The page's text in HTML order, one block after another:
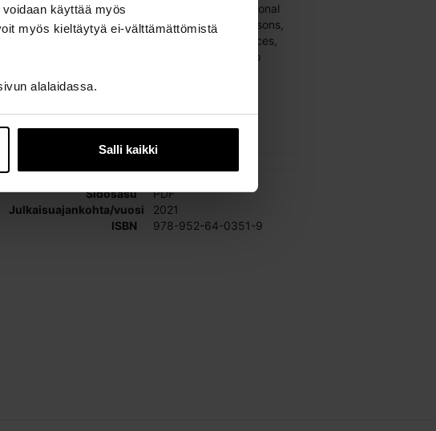
käyttää myös
myös kieltäytyä ei-välttämättömistä
alalaidassa.
Salli kaikki
These situations are quite common in organisational
settings, and they can occur due to several reasons,
such as not having enough time or other resources,
too strict confidentiality issues or the user group
0,00 €/ kpl
Sidosasu
PDF
Julkaisuajankohta/vuosi
2021
ISBN
978-952-64-0351-9